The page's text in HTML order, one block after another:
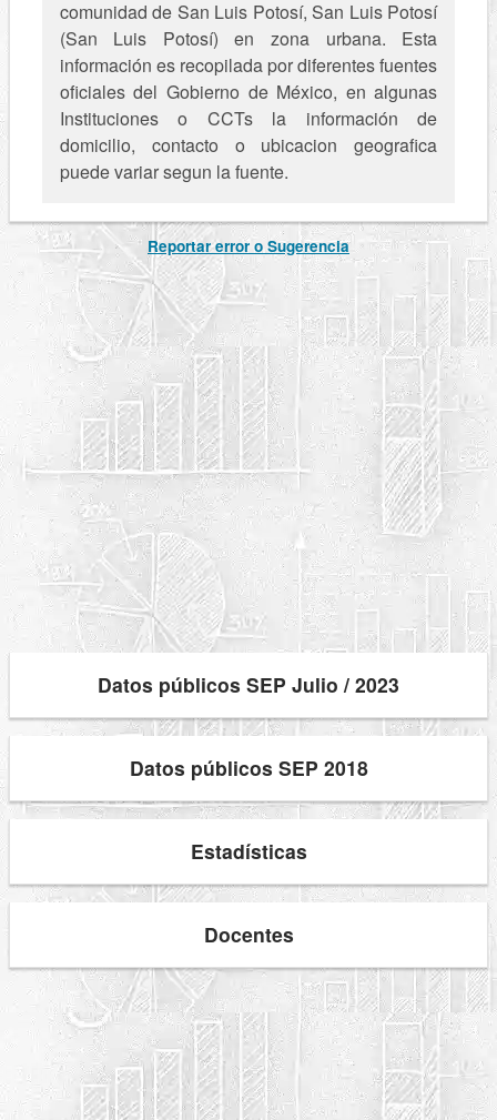
comunidad de San Luis Potosí, San Luis Potosí
(San Luis Potosí) en zona urbana. Esta
información es recopilada por diferentes fuentes
oficiales del Gobierno de México, en algunas
Instituciones o CCTs la información de
domicilio, contacto o ubicacion geografica
puede variar segun la fuente.
Reportar error o Sugerencia
Datos públicos SEP Julio / 2023
Datos públicos SEP 2018
Estadísticas
Docentes